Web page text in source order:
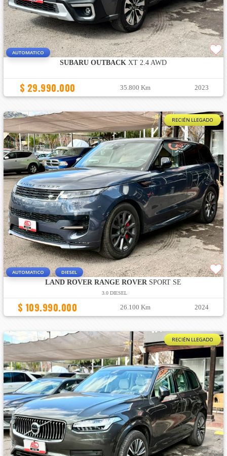
AUTOMATICO
SUBARU OUTBACK XT 2.4 AWD
$ 29.990.000 35.800 Km 2023
RECIÉN LLEGADO
AUTOMATICO DIESEL
LAND ROVER RANGE ROVERSPORT SE
3.0 DIESEL
$ 109.990.000 26.100 Km 2024
RECIÉN LLEGADO